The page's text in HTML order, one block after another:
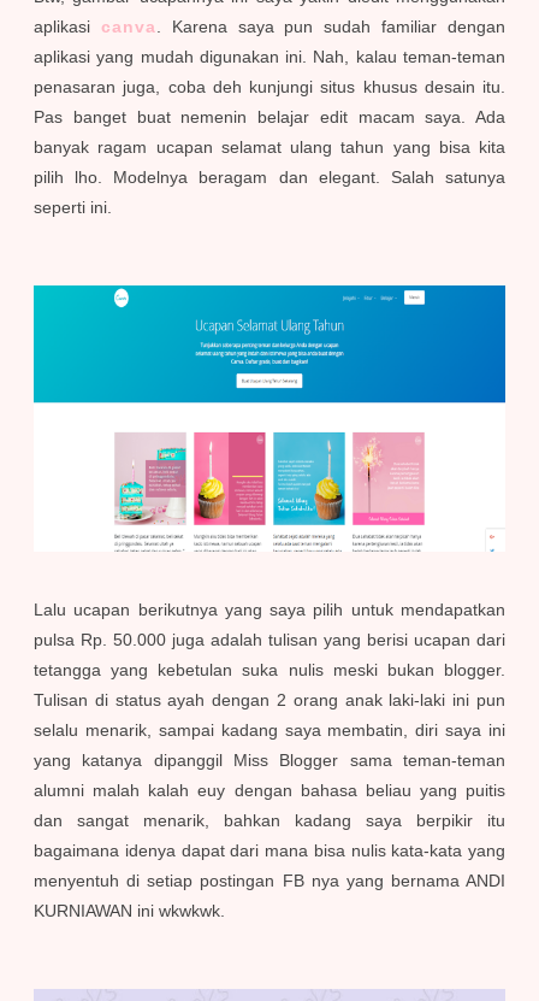
aplikasi canva
. Karena saya pun sudah familiar dengan
aplikasi yang mudah digunakan ini. Nah, kalau teman-teman
penasaran juga, coba deh kunjungi situs khusus desain itu.
Pas banget buat nemenin belajar edit macam saya. Ada
banyak ragam ucapan selamat ulang tahun yang bisa kita
pilih lho. Modelnya beragam dan elegant. Salah satunya
seperti ini.
Lalu ucapan berikutnya yang saya pilih untuk mendapatkan
pulsa Rp. 50.000 juga adalah tulisan yang berisi ucapan dari
tetangga yang kebetulan suka nulis meski bukan blogger.
Tulisan di status ayah dengan 2 orang anak laki-laki ini pun
selalu menarik, sampai kadang saya membatin, diri saya ini
yang katanya dipanggil Miss Blogger sama teman-teman
alumni malah kalah euy dengan bahasa beliau yang puitis
dan sangat menarik, bahkan kadang saya berpikir itu
bagaimana idenya dapat dari mana bisa nulis kata-kata yang
menyentuh di setiap postingan FB nya yang bernama ANDI
KURNIAWAN ini wkwkwk.